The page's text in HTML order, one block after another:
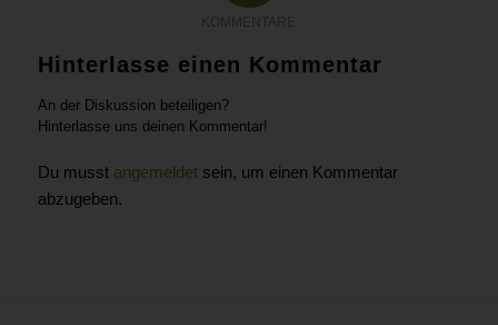
Hinterlasse einen Kommentar
An der Diskussion beteiligen?
Hinterlasse uns deinen Kommentar!
Du musst angemeldetsein, um einen Kommentar
abzugeben.